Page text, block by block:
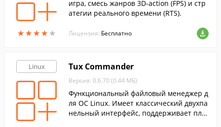
★★★★ ★
★★★★ ★
игра, смесь жанров 3D-action (FPS) и стр
атегии реального времени (RTS).
Лицензия: Бесплатно
Linux Tux Commander
Версия: 0.6.70 (0.44 МБ)
Функциональный файловый менеджер д
ля ОС Linux. Имеет классический двухпа
нельный интерфейс, поддерживает плаг